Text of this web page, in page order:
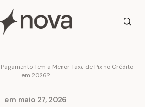
Tem a Menor Taxa de Pix no Crédito
em 2026?
em maio 27, 2026